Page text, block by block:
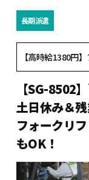
【SG-8502
土日休み＆
フォークリ
もOK！
【高時給1380円
長期派遣